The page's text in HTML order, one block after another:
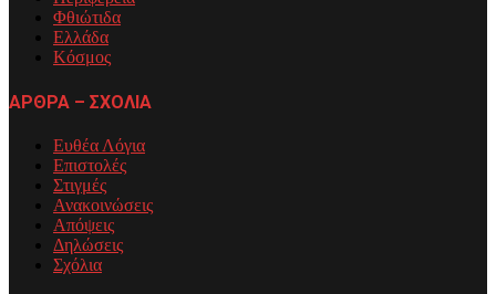
Φθιώτιδα
Ελλάδα
Κόσμος
ΑΡΘΡΑ – ΣΧΟΛΙΑ
Ευθέα Λόγια
Επιστολές
Στιγμές
Ανακοινώσεις
Απόψεις
Δηλώσεις
Σχόλια